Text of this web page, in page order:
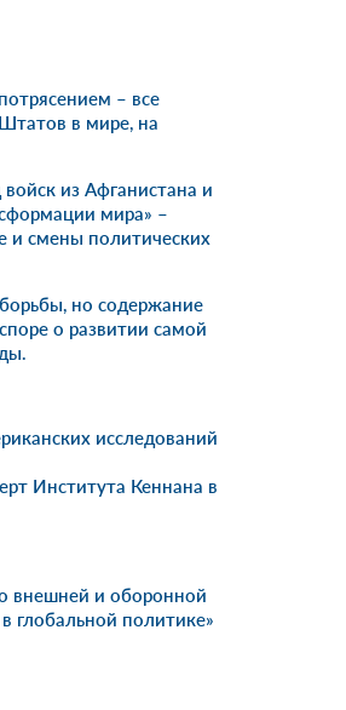
– все
в мире, на
из Афганистана и
мира» –
и смены политических
но содержание
о развитии самой
исследований
Института Кеннана в
внешней и оборонной
глобальной политике»